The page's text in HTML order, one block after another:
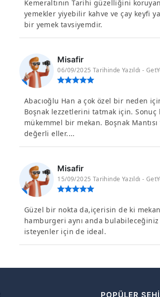
Kemeraltının Tarihi güzelliğini
yemekler yiyebilir kahve ve çay keyfi
bir yemek tavsiyemdir.
Misafir
06/09/2025 Tarihinde Yazıldı -
Abacıoğlu Han a çok özel bir neden
Boşnak lezzetlerini tatmak için.
mükemmel bir mekan. Boşnak
değerli eller....
Misafir
15/09/2025 Tarihinde Yazıldı -
Güzel bir nokta da,içerisin de ki
hamburgeri aynı anda
isteyenler için de ideal.
POPÜLER